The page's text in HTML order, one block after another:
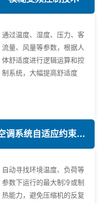
通过温度、湿度、压力、客
流量、风量等参数，根据人
体舒适度进行逻辑运算和控
制系统，大幅提高舒适度
空调系统自适应约束控制技术
自动寻找环境温度、负荷等
参数下运行的最大制冷或制
热能力，避免压缩机的反复